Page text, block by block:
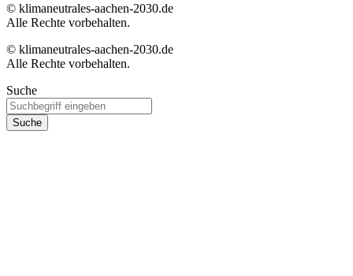
© klimaneutrales-aachen-2030.de
Alle Rechte vorbehalten.
© klimaneutrales-aachen-2030.de
Alle Rechte vorbehalten.
Suche
Suche